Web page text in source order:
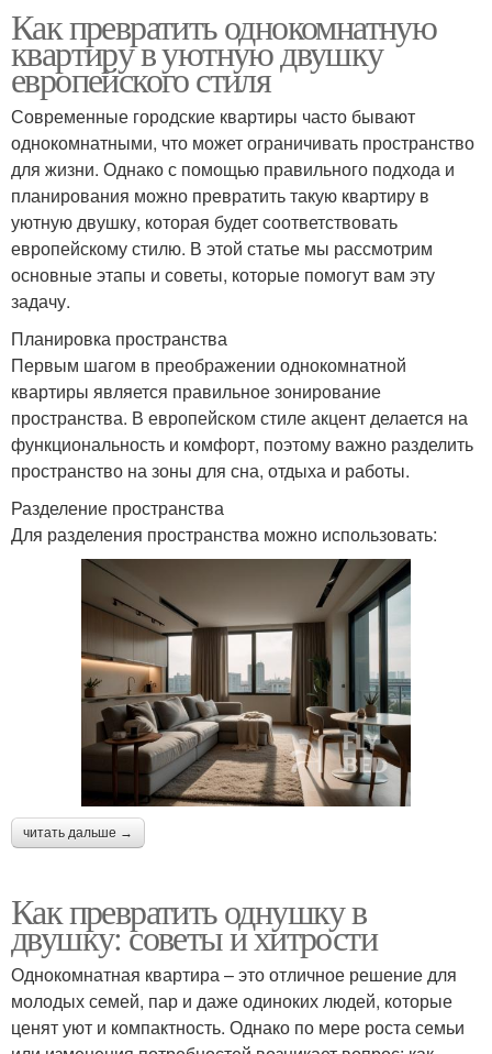
Как превратить однокомнатную
квартиру в уютную двушку
европейского стиля
Современные городские квартиры часто бывают
однокомнатными, что может ограничивать пространство
для жизни. Однако с помощью правильного подхода и
планирования можно превратить такую квартиру в
уютную двушку, которая будет соответствовать
европейскому стилю. В этой статье мы рассмотрим
основные этапы и советы, которые помогут вам эту
задачу.
Планировка пространства
Первым шагом в преображении однокомнатной
квартиры является правильное зонирование
пространства. В европейском стиле акцент делается на
функциональность и комфорт, поэтому важно разделить
пространство на зоны для сна, отдыха и работы.
Разделение пространства
Для разделения пространства можно использовать:
читать дальше →
Как превратить однушку в
двушку: советы и хитрости
Однокомнатная квартира – это отличное решение для
молодых семей, пар и даже одиноких людей, которые
ценят уют и компактность. Однако по мере роста семьи